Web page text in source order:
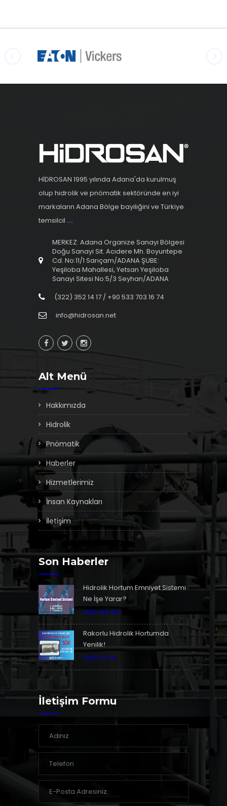
HİDROSAN 1995 yılında Adana'da kurulmuş
olup hidrolik ve pnömatik sektöründe en iyi
markaların Adana Bölge bayiliğini ve Türkiye
temsilcil ...
MERKEZ: Adana Organize Sanayi Bölgesi
Doğu Sanayi Sit. Acıdere Mh. Boyuntepe
Cd. No:11/1 Sarıçam/ADANA ŞUBE:
Yeşiloba Mahallesi, Yetsan Yeşiloba
Sanayi Sitesi No:5/3 Seyhan/ADANA
(322) 352 14 17 / +90 533 703 16 74
info@hidrosan.net
Alt Menü
Hakkımızda
Hidrolik
Pnömatik
Haberler
Hizmetlerimiz
İnsan Kaynakları
İletişim
Son Haberler
Hidrolik Hortum Emniyet Sistemi
Ne İşe Yarar?
2021-09-03
Rakorlu Hidrolik Hortumda
Yenilik!
2021-11-29
İletişim Formu